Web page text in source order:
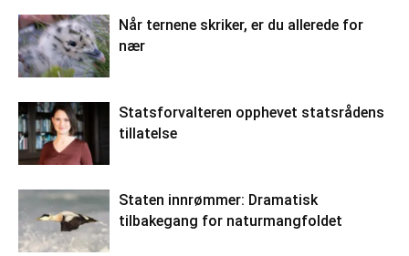
Når ternene skriker, er du allerede for
nær
Statsforvalteren opphevet statsrådens
tillatelse
Staten innrømmer: Dramatisk
tilbakegang for naturmangfoldet